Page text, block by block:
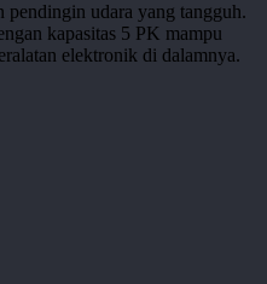
pendingin udara yang tangguh.
kapasitas 5 PK mampu
elektronik di dalamnya.